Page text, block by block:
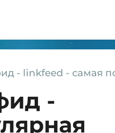
- linkfeed - самая
-